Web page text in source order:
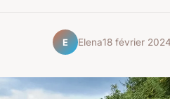
E Elena18 février 2024